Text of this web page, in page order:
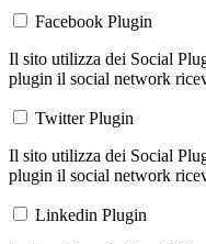
Facebook Plugin
Il sito utilizza dei Social
plugin il social network
Twitter Plugin
Il sito utilizza dei Social
plugin il social network
Linkedin Plugin